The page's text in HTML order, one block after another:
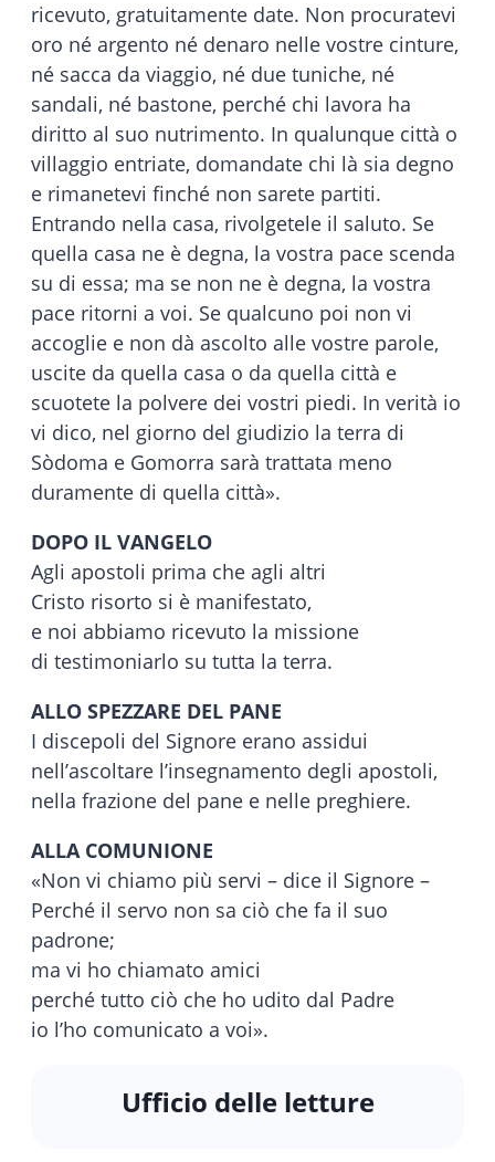
ricevuto, gratuitamente date. Non procuratevi
oro né argento né denaro nelle vostre cinture,
né sacca da viaggio, né due tuniche, né
sandali, né bastone, perché chi lavora ha
diritto al suo nutrimento. In qualunque città o
villaggio entriate, domandate chi là sia degno
e rimanetevi finché non sarete partiti.
Entrando nella casa, rivolgetele il saluto. Se
quella casa ne è degna, la vostra pace scenda
su di essa; ma se non ne è degna, la vostra
pace ritorni a voi. Se qualcuno poi non vi
accoglie e non dà ascolto alle vostre parole,
uscite da quella casa o da quella città e
scuotete la polvere dei vostri piedi. In verità io
vi dico, nel giorno del giudizio la terra di
Sòdoma e Gomorra sarà trattata meno
duramente di quella città».
DOPO IL VANGELO
Agli apostoli prima che agli altri
Cristo risorto si è manifestato,
e noi abbiamo ricevuto la missione
di testimoniarlo su tutta la terra.
ALLO SPEZZARE DEL PANE
I discepoli del Signore erano assidui
nell’ascoltare l’insegnamento degli apostoli,
nella frazione del pane e nelle preghiere.
ALLA COMUNIONE
«Non vi chiamo più servi – dice il Signore –
Perché il servo non sa ciò che fa il suo
padrone;
ma vi ho chiamato amici
perché tutto ciò che ho udito dal Padre
io l’ho comunicato a voi».
Ufficio delle letture